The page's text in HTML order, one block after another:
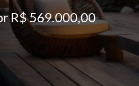
R$ 569.000,00